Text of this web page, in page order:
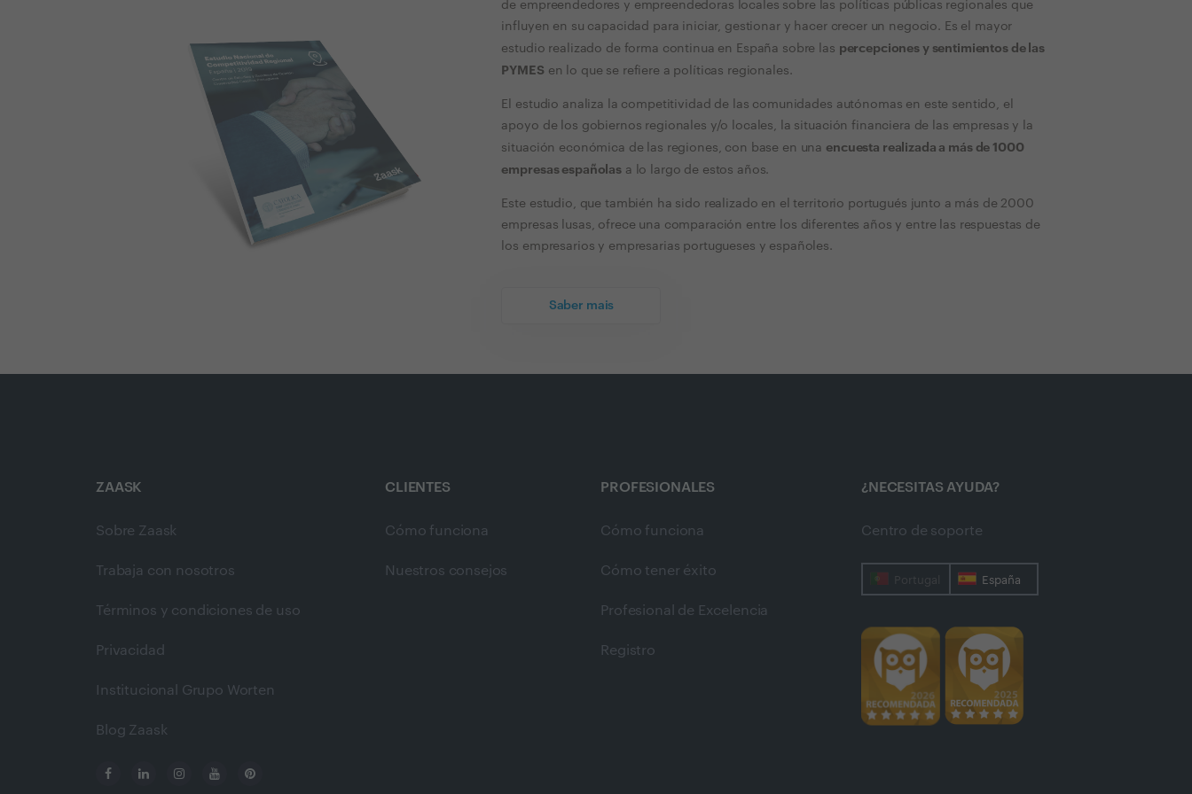
de empreendedores y empreendedoras locales sobre las políticas públicas regionales que
influyen en su capacidad para iniciar, gestionar y hacer crecer un negocio. Es el mayor
estudio realizado de forma continua en España sobre las percepciones y sentimientos de las
PYMES en lo que se refiere a políticas regionales.
El estudio analiza la competitividad de las comunidades autónomas en este sentido, el
apoyo de los gobiernos regionales y/o locales, la situación financiera de las empresas y la
situación económica de las regiones, con base en una encuesta realizada a más de 1000
empresas españolasa lo largo de estos años.
Este estudio, que también ha sido realizado en el territorio portugués junto a más de 2000
empresas lusas, ofrece una comparación entre los diferentes años y entre las respuestas de
los empresarios y empresarias portugueses y españoles.
Saber mais
ZAASK
Sobre Zaask
Trabaja con nosotros
Términos y condiciones de uso
Privacidad
Institucional Grupo Worten
Blog Zaask
CLIENTES
Cómo funciona
Nuestros consejos
PROFESIONALES
Cómo funciona
Cómo tener éxito
Profesional de Excelencia
Registro
¿NECESITAS AYUDA?
Centro de soporte
Portugal España